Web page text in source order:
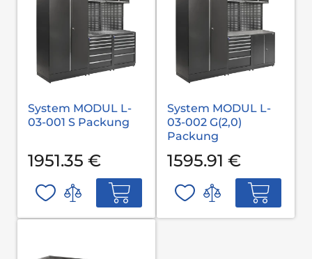
System MODUL L-
03-001 S Packung
1951.35 €
System MODUL L-
03-002 G(2,0)
Packung
1595.91 €